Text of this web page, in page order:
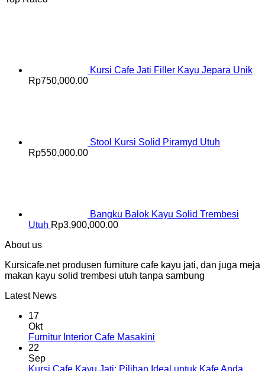
Kursi Cafe Jati Filler Kayu Jepara Unik
Rp750,000.00
Stool Kursi Solid Piramyd Utuh
Rp550,000.00
Bangku Balok Kayu Solid Trembesi
Utuh Rp3,900,000.00
About us
Kursicafe.net produsen furniture cafe kayu jati, dan juga meja
makan kayu solid trembesi utuh tanpa sambung
Latest News
17
Okt
Furnitur Interior Cafe Masakini
22
Sep